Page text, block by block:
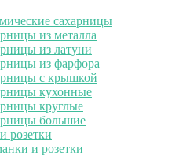
сахарницы
из металла
из латуни
из фарфора
с крышкой
кухонные
круглые
большие
розетки
и розетки